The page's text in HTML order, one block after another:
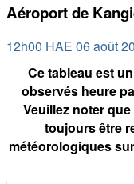
Aéroport de
12h00 HAE 06 août
Ce tableau est
observés heure
Veuillez noter
toujours être
météorologiques